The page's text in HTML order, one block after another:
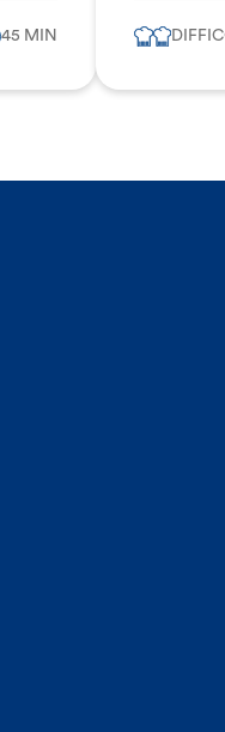
45 MIN